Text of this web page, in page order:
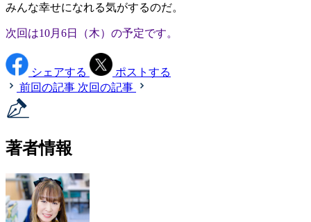
みんな幸せになれる気がするのだ。
次回は10月6日（木）の予定です。
シェアする
ポストする
前回の記事 次回の記事
著者情報